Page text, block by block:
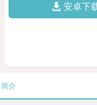
安卓下
简介